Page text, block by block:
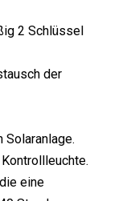
2 Schlüssel
der
Solaranlage.
eine